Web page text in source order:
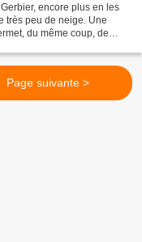
encore plus en les
très peu de neige. Une
du même coup, de
Page suivante >